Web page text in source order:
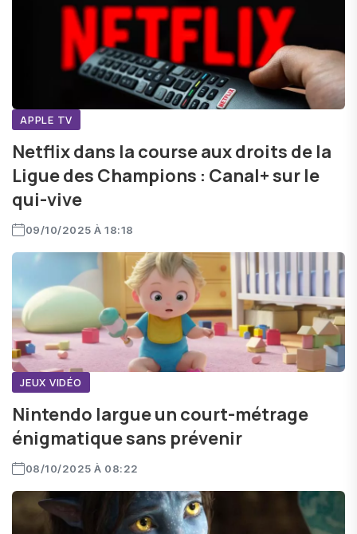
APPLE TV
Netflix dans la course aux droits de la
Ligue des Champions : Canal+ sur le
qui-vive
09/10/2025 À 18:18
JEUX VIDÉO
Nintendo largue un court-métrage
énigmatique sans prévenir
08/10/2025 À 08:22